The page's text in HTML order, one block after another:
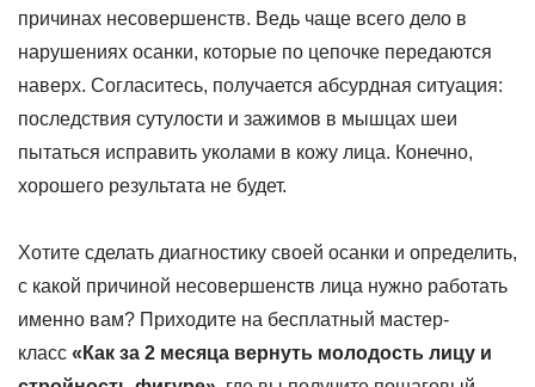
причинах несовершенств. Ведь чаще всего дело в
нарушениях осанки, которые по цепочке передаются
наверх. Согласитесь, получается абсурдная ситуация:
последствия сутулости и зажимов в мышцах шеи
пытаться исправить уколами в кожу лица. Конечно,
хорошего результата не будет.
Хотите сделать диагностику своей осанки и определить,
с какой причиной несовершенств лица нужно работать
именно вам? Приходите на бесплатный мастер-
класс «Как за 2 месяца вернуть молодость лицу и